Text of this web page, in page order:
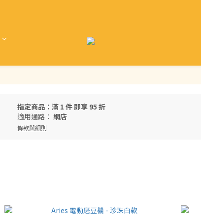
指定商品：滿 1 件 即享 95 折
適用通路： 網店
條款與細則